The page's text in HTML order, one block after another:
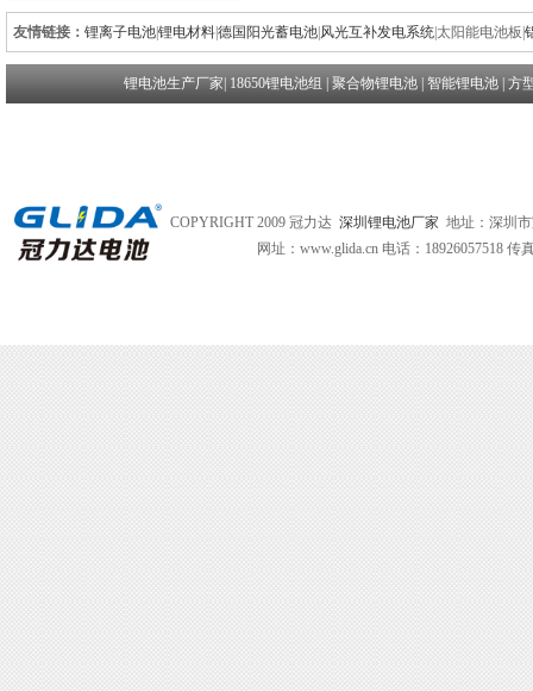
友情链接： 锂离子电池锂电材料德国阳光蓄电池 风光互补发电系统 太阳能电池板
锂电池生产厂家 18650锂电池组 聚合物锂电池| 智能锂电池| 方
COPYRIGHT 2009 冠力达 深圳锂电池厂家 地址：深圳
网址：www.glida.cn 电话：18926057518 传